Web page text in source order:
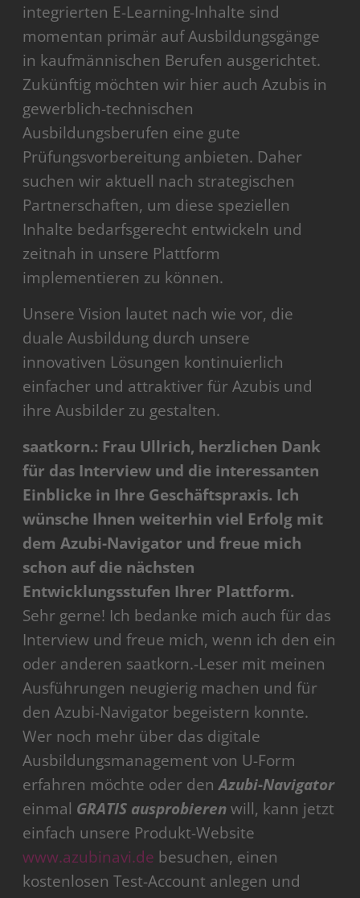
integrierten E-Learning-Inhalte sind
momentan primär auf Ausbildungsgänge
in kaufmännischen Berufen ausgerichtet.
Zukünftig möchten wir hier auch Azubis in
gewerblich-technischen
Ausbildungsberufen eine gute
Prüfungsvorbereitung anbieten. Daher
suchen wir aktuell nach strategischen
Partnerschaften, um diese speziellen
Inhalte bedarfsgerecht entwickeln und
zeitnah in unsere Plattform
implementieren zu können.
Unsere Vision lautet nach wie vor, die
duale Ausbildung durch unsere
innovativen Lösungen kontinuierlich
einfacher und attraktiver für Azubis und
ihre Ausbilder zu gestalten.
saatkorn.: Frau Ullrich, herzlichen Dank
für das Interview und die interessanten
Einblicke in Ihre Geschäftspraxis. Ich
wünsche Ihnen weiterhin viel Erfolg mit
dem Azubi-Navigator und freue mich
schon auf die nächsten
Entwicklungsstufen Ihrer Plattform.
Sehr gerne! Ich bedanke mich auch für das
Interview und freue mich, wenn ich den ein
oder anderen saatkorn.-Leser mit meinen
Ausführungen neugierig machen und für
den Azubi-Navigator begeistern konnte.
Wer noch mehr über das digitale
Ausbildungsmanagement von U-Form
erfahren möchte oder denAzubi-Navigator
einmal GRATIS ausprobierenwill, kann jetzt
einfach unsere Produkt-Website
www.azubinavi.de besuchen, einen
kostenlosen Test-Account anlegen und